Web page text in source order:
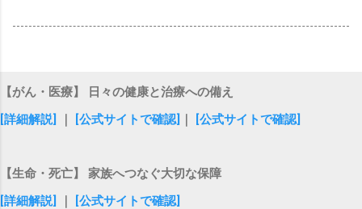
【がん・医療】 日々の健康と治療への備え
[詳細解説]
[公式サイトで確認] [公式サイトで確認]
【生命・死亡】 家族へつなぐ大切な保障
[詳細解説]
[公式サイトで確認]